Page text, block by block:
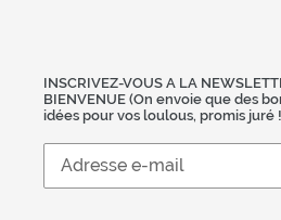
INSCRIVEZ-VOUS A LA
BIENVENUE (On envoie que des
idées pour vos loulous, promis juré